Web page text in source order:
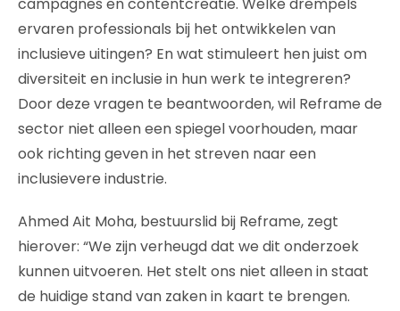
ervaren professionals bij het ontwikkelen van
inclusieve uitingen? En wat stimuleert hen juist om
diversiteit en inclusie in hun werk te integreren?
Door deze vragen te beantwoorden, wil Reframe de
sector niet alleen een spiegel voorhouden, maar
ook richting geven in het streven naar een
inclusievere industrie.
Ahmed Ait Moha, bestuurslid bij Reframe, zegt
hierover: “We zijn verheugd dat we dit onderzoek
kunnen uitvoeren. Het stelt ons niet alleen in staat
de huidige stand van zaken in kaart te brengen.